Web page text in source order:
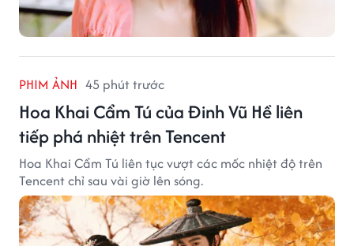
PHIM ẢNH 45 phút trước
Hoa Khai Cẩm Tú của Đinh Vũ Hề liên
tiếp phá nhiệt trên Tencent
Hoa Khai Cẩm Tú liên tục vượt các mốc nhiệt độ trên
Tencent chỉ sau vài giờ lên sóng.